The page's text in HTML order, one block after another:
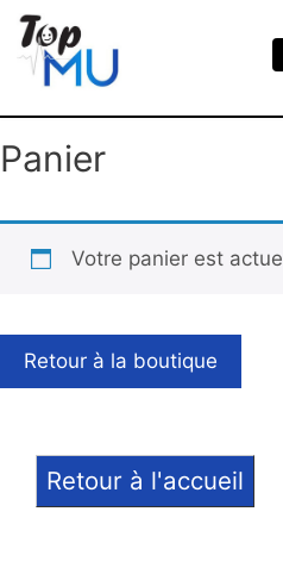
Panier
Votre panier est
Retour à la boutique
Retour à l'accueil